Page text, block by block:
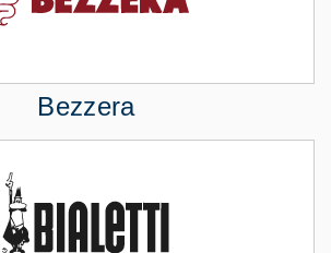
Bezzera